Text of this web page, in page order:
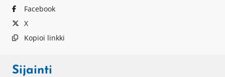
Facebook
X
Kopioi linkki
Sijainti